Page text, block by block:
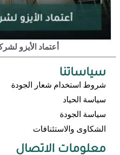
أعتماد الأيزو
سياساتنا
شروط استخدام شعار الجودة
سياسة الحياد
سياسة الجودة
الشكاوى والاستئنافات
معلومات الاتصال